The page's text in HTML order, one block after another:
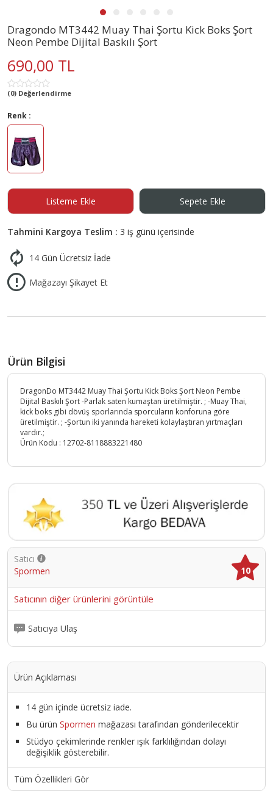
Dragondo MT3442 Muay Thai Şortu Kick Boks Şort
Neon Pembe Dijital Baskılı Şort
690,00 TL
(0) Değerlendirme
Renk :
Listeme Ekle Sepete Ekle
Tahmini Kargoya Teslim : 3 iş günü içerisinde
14 Gün Ücretsiz İade
Mağazayı Şikayet Et
Ürün Bilgisi
DragonDo MT3442 Muay Thai Şortu Kick Boks Şort Neon Pembe
Dijital Baskılı Şort -Parlak saten kumaştan üretilmiştir. ; -Muay Thai,
kick boks gibi dövüş sporlarında sporcuların konforuna göre
üretilmiştir. ; -Şortun iki yanında hareketi kolaylaştıran yırtmaçları
vardır.;
Ürün Kodu : 12702-8118883221480
Satıcı
Spormen
10
Satıcının diğer ürünlerini görüntüle
Satıcıya Ulaş
Ürün Açıklaması
14 gün içinde ücretsiz iade.
Bu ürün Spormen mağazası tarafından gönderilecektir
Stüdyo çekimlerinde renkler ışık farklılığından dolayı
değişiklik gösterebilir.
Tüm Özellikleri Gör